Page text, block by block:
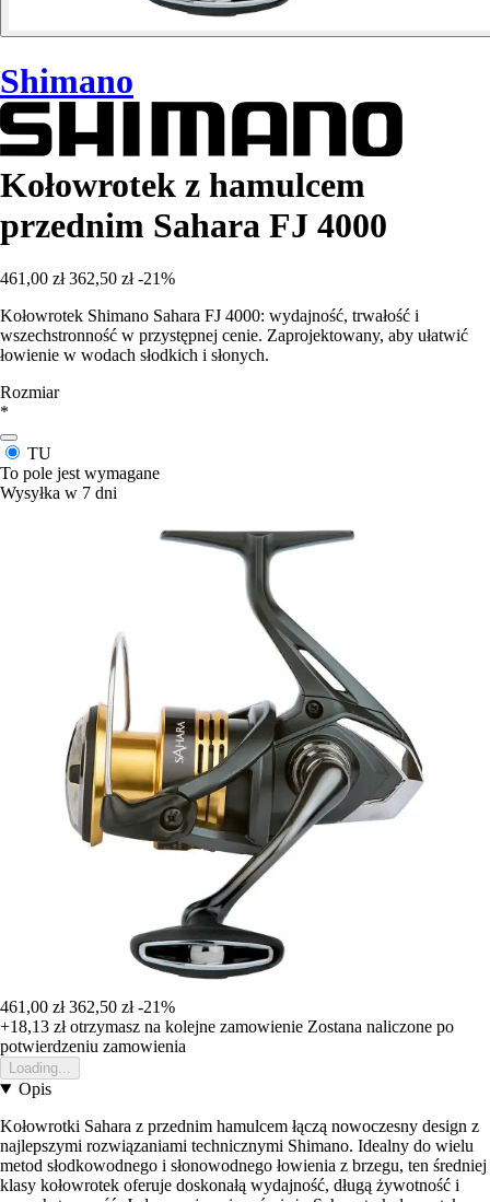
Shimano
Kołowrotek z hamulcem
przednim Sahara FJ 4000
461,00 zł 362,50 zł -21%
Kołowrotek Shimano Sahara FJ 4000: wydajność, trwałość i
wszechstronność w przystępnej cenie. Zaprojektowany, aby ułatwić
łowienie w wodach słodkich i słonych.
Rozmiar
*
TU
To pole jest wymagane
Wysyłka w 7 dni
461,00 zł 362,50 zł -21%
+18,13 złotrzymasz na kolejne zamowienie Zostana naliczone po
potwierdzeniu zamowienia
Loading...
Opis
Kołowrotki Sahara z przednim hamulcem łączą nowoczesny design z
najlepszymi rozwiązaniami technicznymi Shimano. Idealny do wielu
metod słodkowodnego i słonowodnego łowienia z brzegu, ten średniej
klasy kołowrotek oferuje doskonałą wydajność, długą żywotność i